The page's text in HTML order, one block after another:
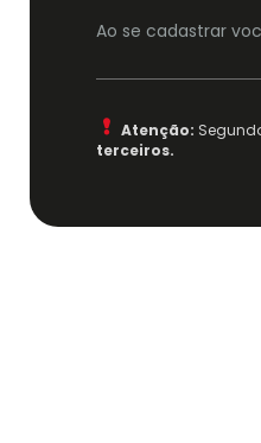
Ao se cadastrar
Atenção:
terceiros.